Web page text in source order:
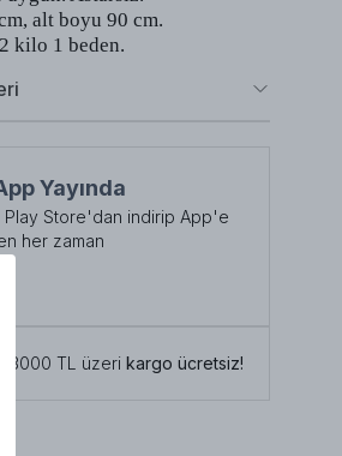
alt boyu 90 cm.
kilo 1 beden.
Yayında
Store'dan indirip App'e
her zaman
3000 TL üzeri kargo ücretsiz!